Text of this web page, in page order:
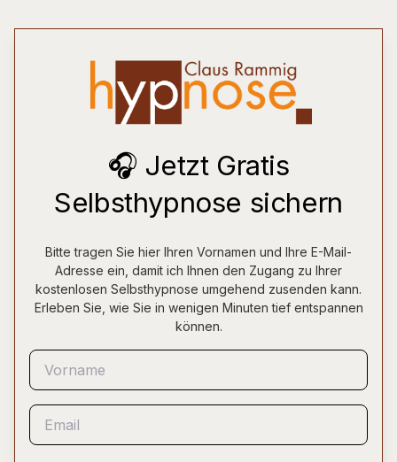
🎧 Jetzt Gratis
Selbsthypnose sichern
Bitte tragen Sie hier Ihren Vornamen und Ihre E-Mail-
Adresse ein, damit ich Ihnen den Zugang zu Ihrer
kostenlosen Selbsthypnose umgehend zusenden kann.
Erleben Sie, wie Sie in wenigen Minuten tief entspannen
können.